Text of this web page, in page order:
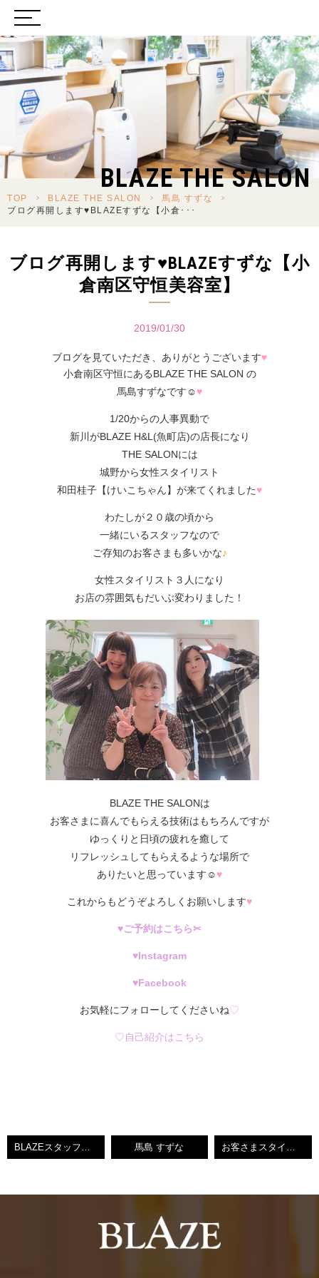
BLAZE THE SALON
TOP > BLAZE THE SALON > 馬島 すずな
>
ブログ再開します♥BLAZEすずな【小倉･･･
ブログ再開します♥BLAZEすずな【小
倉南区守恒美容室】
2019/01/30
ブログを見ていただき、ありがとうございます♥
小倉南区守恒にあるBLAZE THE SALON の
馬島すずなです☺♥
1/20からの人事異動で
新川がBLAZE H&L(魚町店)の店長になり
THE SALONには
城野から女性スタイリスト
和田桂子【けいこちゃん】が来てくれました♥
わたしが２０歳の頃から
一緒にいるスタッフなので
ご存知のお客さまも多いかな♪
女性スタイリスト３人になり
お店の雰囲気もだいぶ変わりました！
BLAZE THE SALONは
お客さまに喜んでもらえる技術はもちろんですが
ゆっくりと日頃の疲れを癒して
リフレッシュしてもらえるような場所で
ありたいと思っています☺♥
これからもどうぞよろしくお願いします♥
♥ご予約はこちら✂
♥Instagram
♥Facebook
お気軽にフォローしてくださいね♡
♡自己紹介はこちら
BLAZEスタッフと海♥すずな 馬島 すずな お客さまスタイル♥BLAZEすずな【小倉南区守恒美容室】